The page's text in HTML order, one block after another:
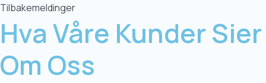
Tilbakemeldinger
Hva Våre Kunder Sier
Om Oss